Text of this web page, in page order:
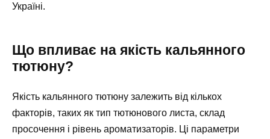
Україні.
Що впливає на якість кальянного
тютюну?
Якість кальянного тютюну залежить від кількох
факторів, таких як тип тютюнового листа, склад
просочення і рівень ароматизаторів. Ці параметри